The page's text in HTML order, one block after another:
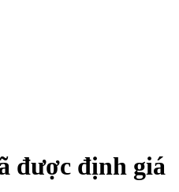
được định giá